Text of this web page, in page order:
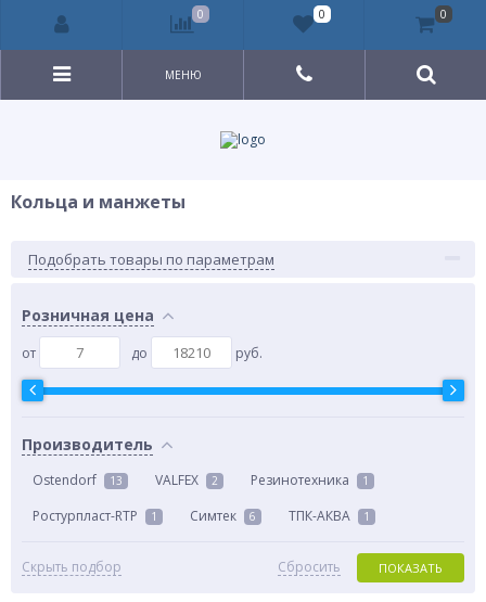
МЕНЮ
Кольца и манжеты
Подобрать товары по параметрам
Розничная цена
от до руб.
Производитель
Ostendorf 13 VALFEX 2 Резинотехника 1
Ростурпласт-RTP 1 Симтек 6 ТПК-АКВА 1
Скрыть подбор ПОКАЗАТЬ
Сбросить
0 0 0